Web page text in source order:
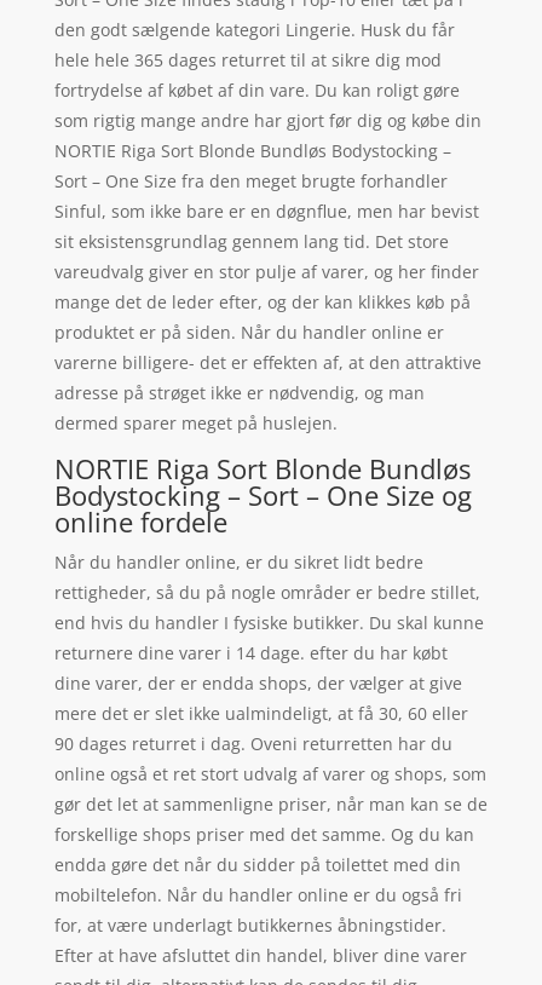
den godt sælgende kategori Lingerie. Husk du får
hele hele 365 dages returret til at sikre dig mod
fortrydelse af købet af din vare. Du kan roligt gøre
som rigtig mange andre har gjort før dig og købe din
NORTIE Riga Sort Blonde Bundløs Bodystocking –
Sort – One Size fra den meget brugte forhandler
Sinful, som ikke bare er en døgnflue, men har bevist
sit eksistensgrundlag gennem lang tid. Det store
vareudvalg giver en stor pulje af varer, og her finder
mange det de leder efter, og der kan klikkes køb på
produktet er på siden. Når du handler online er
varerne billigere- det er effekten af, at den attraktive
adresse på strøget ikke er nødvendig, og man
dermed sparer meget på huslejen.
NORTIE Riga Sort Blonde Bundløs
Bodystocking – Sort – One Size og
online fordele
Når du handler online, er du sikret lidt bedre
rettigheder, så du på nogle områder er bedre stillet,
end hvis du handler I fysiske butikker. Du skal kunne
returnere dine varer i 14 dage. efter du har købt
dine varer, der er endda shops, der vælger at give
mere det er slet ikke ualmindeligt, at få 30, 60 eller
90 dages returret i dag. Oveni returretten har du
online også et ret stort udvalg af varer og shops, som
gør det let at sammenligne priser, når man kan se de
forskellige shops priser med det samme. Og du kan
endda gøre det når du sidder på toilettet med din
mobiltelefon. Når du handler online er du også fri
for, at være underlagt butikkernes åbningstider.
Efter at have afsluttet din handel, bliver dine varer